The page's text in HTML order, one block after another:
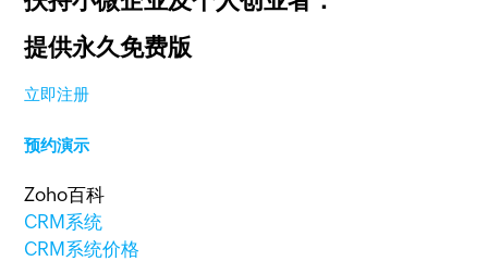
提供永久免费版
立即注册
预约演示
Zoho百科
CRM系统
CRM系统价格